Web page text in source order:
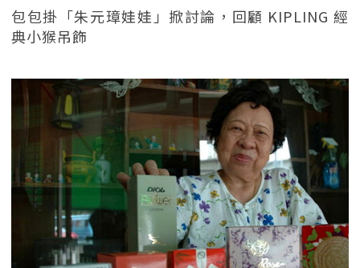
包包掛「朱元璋娃娃」掀討論，回顧 KIPLING 經
典小猴吊飾